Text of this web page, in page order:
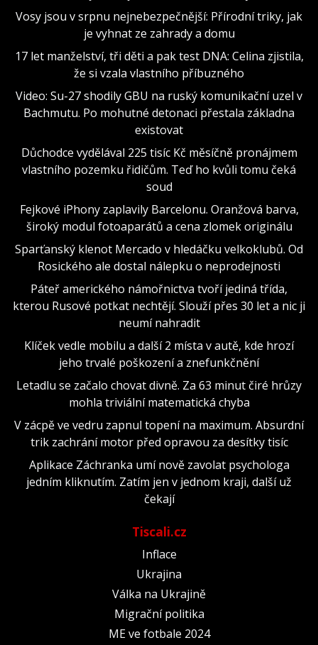
Vosy jsou v srpnu nejnebezpečnější: Přírodní triky, jak
je vyhnat ze zahrady a domu
17 let manželství, tři děti a pak test DNA: Celina zjistila,
že si vzala vlastního příbuzného
Video: Su-27 shodily GBU na ruský komunikační uzel v
Bachmutu. Po mohutné detonaci přestala základna
existovat
Důchodce vydělával 225 tisíc Kč měsíčně pronájmem
vlastního pozemku řidičům. Teď ho kvůli tomu čeká
soud
Fejkové iPhony zaplavily Barcelonu. Oranžová barva,
široký modul fotoaparátů a cena zlomek originálu
Sparťanský klenot Mercado v hledáčku velkoklubů. Od
Rosického ale dostal nálepku o neprodejnosti
Páteř amerického námořnictva tvoří jediná třída,
kterou Rusové potkat nechtějí. Slouží přes 30 let a nic ji
neumí nahradit
Klíček vedle mobilu a další 2 místa v autě, kde hrozí
jeho trvalé poškození a znefunkčnění
Letadlu se začalo chovat divně. Za 63 minut čiré hrůzy
mohla triviální matematická chyba
V zácpě ve vedru zapnul topení na maximum. Absurdní
trik zachrání motor před opravou za desítky tisíc
Aplikace Záchranka umí nově zavolat psychologa
jedním kliknutím. Zatím jen v jednom kraji, další už
čekají
Tiscali.cz
Inflace
Ukrajina
Válka na Ukrajině
Migrační politika
ME ve fotbale 2024